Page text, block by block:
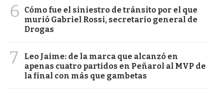
6
Cómo fue el siniestro de tránsito por el que
murió Gabriel Rossi, secretario general de
Drogas
7
Leo Jaime: de la marca que alcanzó en
apenas cuatro partidos en Peñarol al MVP de
la final con más que gambetas